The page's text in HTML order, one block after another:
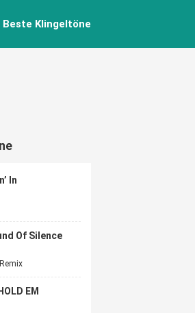
Beste Klingeltöne
In
Of Silence
EM